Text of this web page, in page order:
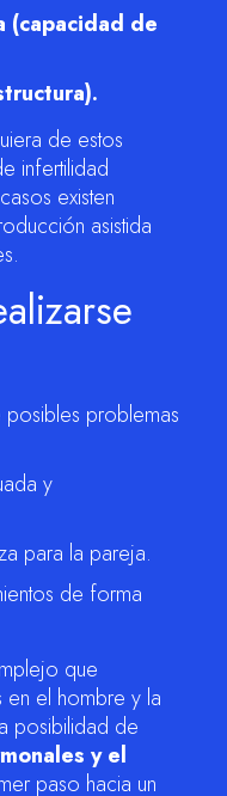
(capacidad de
de estos
infertilidad
existen
asistida
problemas
y
para la pareja.
de forma
que
el hombre y la
posibilidad de
y el
paso hacia un